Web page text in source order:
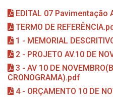
EDITAL 07
TERMO DE
1 - MEMORIAL
2 - PROJETO AV.10 DE
3 - AV 10 DE
CRONOGRAMA).pdf
4 - ORÇAMENTO 10 DE